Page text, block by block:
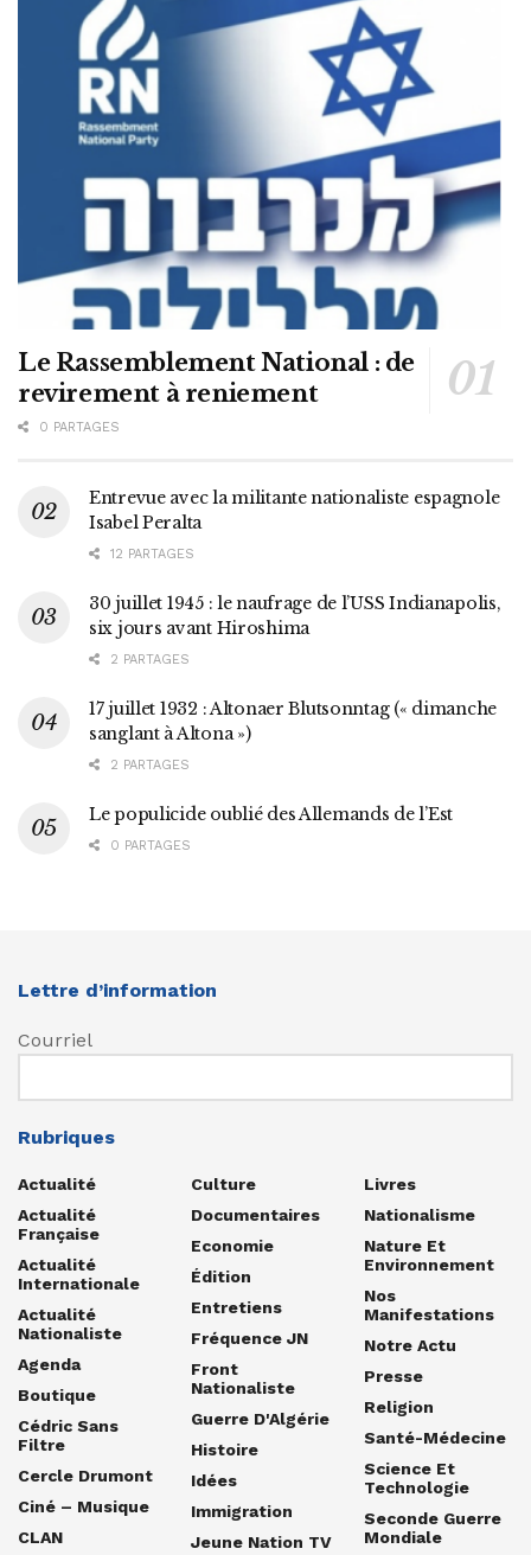
Le Rassemblement National : de
revirement à reniement
0 PARTAGES
Entrevue avec la militante nationaliste espagnole
Isabel Peralta
12 PARTAGES
30 juillet 1945 : le naufrage de l’USS Indianapolis,
six jours avant Hiroshima
2 PARTAGES
17 juillet 1932 : Altonaer Blutsonntag (« dimanche
sanglant à Altona »)
2 PARTAGES
Le populicide oublié des Allemands de l’Est
0 PARTAGES
Lettre d’information
Courriel
Rubriques
Actualité
Actualité
Française
Actualité
Internationale
Actualité
Nationaliste
Agenda
Boutique
Cédric Sans
Filtre
Cercle Drumont
Ciné – Musique
CLAN
Culture
Documentaires
Economie
Édition
Entretiens
Fréquence JN
Front
Nationaliste
Guerre D'Algérie
Histoire
Idées
Immigration
Jeune Nation TV
Livres
Nationalisme
Nature Et
Environnement
Nos
Manifestations
Notre Actu
Presse
Religion
Santé-Médecine
Science Et
Technologie
Seconde Guerre
Mondiale